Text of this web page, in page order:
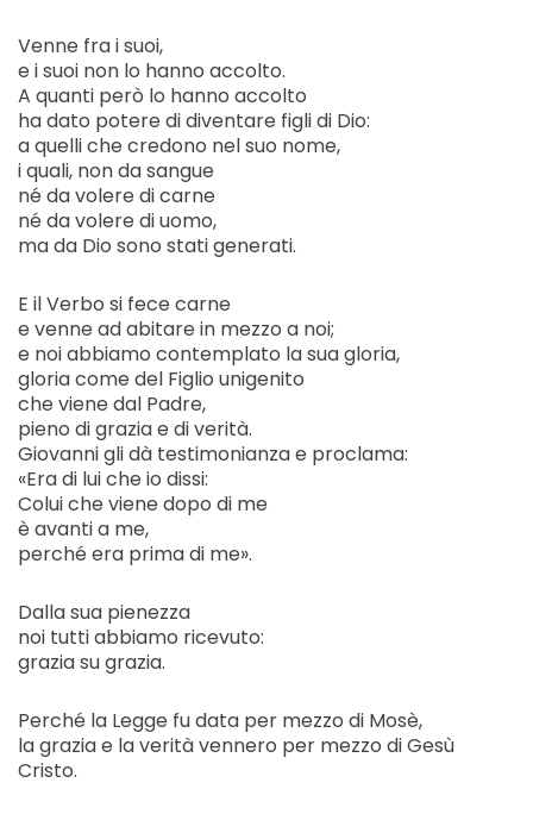
Venne fra i suoi,
e i suoi non lo hanno accolto.
A quanti però lo hanno accolto
ha dato potere di diventare figli di Dio:
a quelli che credono nel suo nome,
i quali, non da sangue
né da volere di carne
né da volere di uomo,
ma da Dio sono stati generati.
E il Verbo si fece carne
e venne ad abitare in mezzo a noi;
e noi abbiamo contemplato la sua gloria,
gloria come del Figlio unigenito
che viene dal Padre,
pieno di grazia e di verità.
Giovanni gli dà testimonianza e proclama:
«Era di lui che io dissi:
Colui che viene dopo di me
è avanti a me,
perché era prima di me».
Dalla sua pienezza
noi tutti abbiamo ricevuto:
grazia su grazia.
Perché la Legge fu data per mezzo di Mosè,
la grazia e la verità vennero per mezzo di Gesù
Cristo.